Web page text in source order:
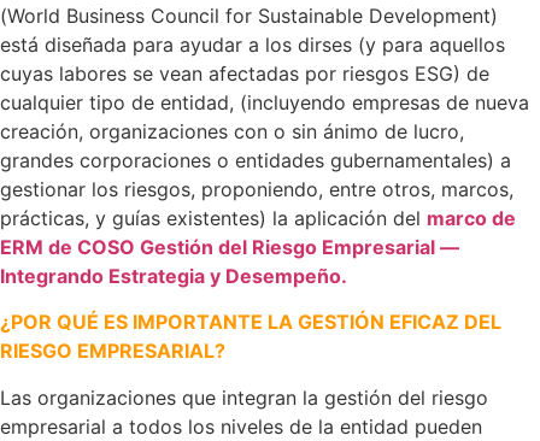
(World Business Council for Sustainable Development)
está diseñada para ayudar a los dirses (y para aquellos
cuyas labores se vean afectadas por riesgos ESG) de
cualquier tipo de entidad, (incluyendo empresas de nueva
creación, organizaciones con o sin ánimo de lucro,
grandes corporaciones o entidades gubernamentales) a
gestionar los riesgos, proponiendo, entre otros, marcos,
prácticas, y guías existentes) la aplicación del marco de
ERM de COSO Gestión del Riesgo Empresarial —
Integrando Estrategia y Desempeño.
¿POR QUÉ ES IMPORTANTE LA GESTIÓN EFICAZ DEL
RIESGO EMPRESARIAL?
Las organizaciones que integran la gestión del riesgo
empresarial a todos los niveles de la entidad pueden